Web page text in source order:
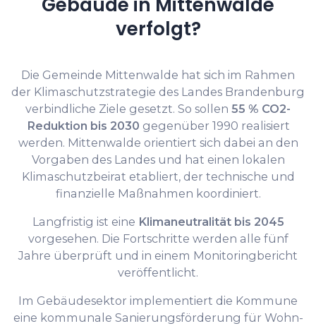
verfolgt?
Die Gemeinde Mittenwalde hat sich im Rahmen
der Klimaschutzstrategie des Landes Brandenburg
verbindliche Ziele gesetzt. So sollen 55 % CO2-
Reduktion bis 2030 gegenüber 1990 realisiert
werden. Mittenwalde orientiert sich dabei an den
Vorgaben des Landes und hat einen lokalen
Klimaschutzbeirat etabliert, der technische und
finanzielle Maßnahmen koordiniert.
Langfristig ist eine Klimaneutralität bis 2045
vorgesehen. Die Fortschritte werden alle fünf
Jahre überprüft und in einem Monitoringbericht
veröffentlicht.
Im Gebäudesektor implementiert die Kommune
eine kommunale Sanierungsförderung für Wohn-